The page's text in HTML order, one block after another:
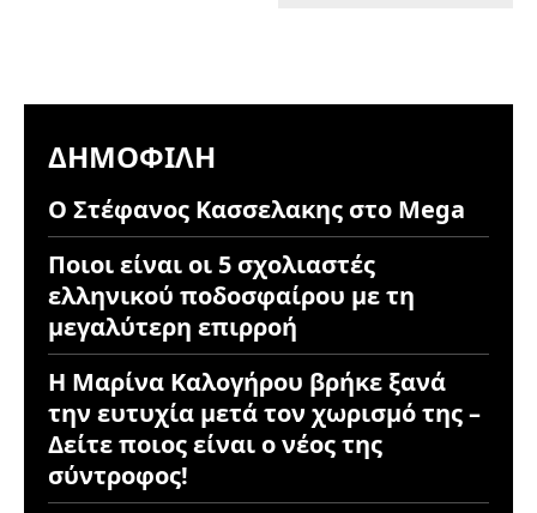
ΔΗΜΟΦΙΛΉ
Ο Στέφανος Κασσελακης στο Mega
Ποιοι είναι οι 5 σχολιαστές
ελληνικού ποδοσφαίρου με τη
μεγαλύτερη επιρροή
Η Μαρίνα Καλογήρου βρήκε ξανά
την ευτυχία μετά τον χωρισμό της –
Δείτε ποιος είναι ο νέος της
σύντροφος!